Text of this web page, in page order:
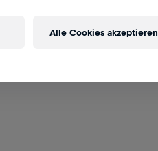
Alle Cookies akzeptieren